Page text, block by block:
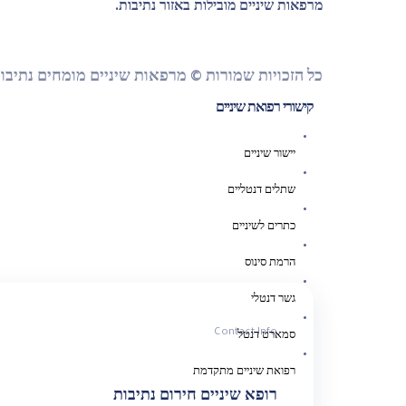
מרפאות שיניים מובילות באזור נתיבות.
כל הזכויות שמורות © מרפאות שיניים מומחים
קישורי רפואת שיניים
יישור שיניים
שתלים דנטליים
כתרים לשיניים
הרמת סינוס
גשר דנטלי
סמארט דנטל
רפואת שיניים מתקדמת
Contact Info
רופא שיניים חירום נתיבות